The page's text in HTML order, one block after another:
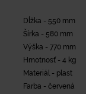
Dĺžka - 550 mm
Šírka - 580 mm
Výška - 770 mm
Hmotnosť - 4 kg
Materiál - plast
Farba - červená